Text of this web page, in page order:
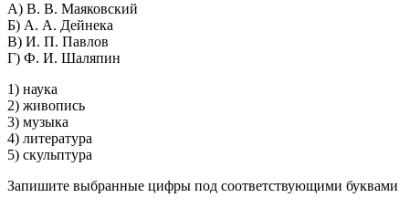
А) В. В. Маяковский
Б) А. А. Дейнека
В) И. П. Павлов
Г) Ф. И. Шаляпин
1) наука
2) живопись
3) музыка
4) литература
5) скульптура
Запишите выбранные цифры под соответствующими